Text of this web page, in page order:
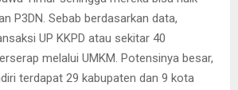
P3DN. Sebab berdasarkan data,
UP KKPD atau sekitar 40
melalui UMKM. Potensinya besar,
terdapat 29 kabupaten dan 9 kota